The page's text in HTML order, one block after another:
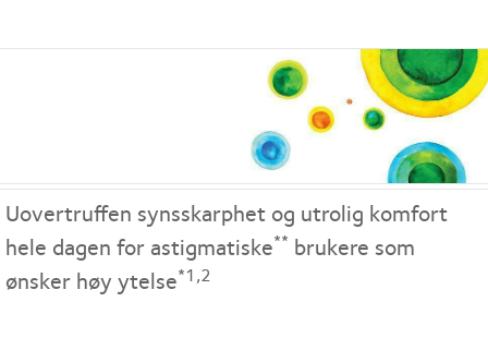
Uovertruffen synsskarphet og utrolig komfort
hele dagen for astigmatiske** brukere som
ønsker høy ytelse*1,2